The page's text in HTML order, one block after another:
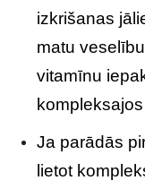
izkrišanas
matu
vitamīnu
Ja parādās
lietot